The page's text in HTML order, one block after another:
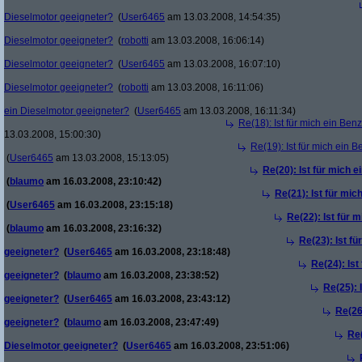
Dieselmotor geeigneter? (User6465 am 13.03.2008, 14:54:35)
Dieselmotor geeigneter? (robotti am 13.03.2008, 16:06:14)
Dieselmotor geeigneter? (User6465 am 13.03.2008, 16:07:10)
Dieselmotor geeigneter? (robotti am 13.03.2008, 16:11:06)
ein Dieselmotor geeigneter? (User6465 am 13.03.2008, 16:11:34)
Re(18): Ist für mich ein
13.03.2008, 15:00:30)
Re(19): Ist für mich ein
(User6465 am 13.03.2008, 15:13:05)
Re(20): Ist für mich
(blaumo am 16.03.2008, 23:10:42)
Re(21): Ist für
(User6465 am 16.03.2008, 23:15:18)
Re(22): Ist für
(blaumo am 16.03.2008, 23:16:32)
Re(23): Ist
geeigneter? (User6465 am 16.03.2008, 23:18:48)
Re(24):
geeigneter? (blaumo am 16.03.2008, 23:38:52)
Re(25):
geeigneter? (User6465 am 16.03.2008, 23:43:12)
geeigneter? (blaumo am 16.03.2008, 23:47:49)
Dieselmotor geeigneter? (User6465 am 16.03.2008, 23:51:06)